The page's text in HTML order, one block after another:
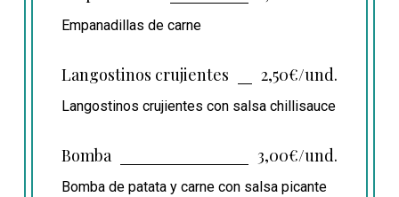
Empanadillas de carne
Langostinos crujientes 2,50€/und.
Langostinos crujientes con salsa chillisauce
Bomba 3,00€/und.
Bomba de patata y carne con salsa picante